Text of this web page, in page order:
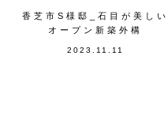
2023.11.11
香芝市S様邸_石目が美しい
オープン新築外構